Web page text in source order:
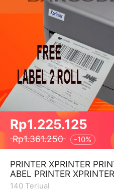
Rp1.225.125
Rp1.361.250 -10%
PRINTER XPRINTER
ABEL PRINTER
A6 PRINTER
140 Terjual